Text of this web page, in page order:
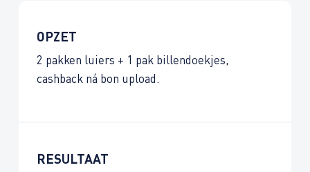
OPZET
2 pakken luiers + 1 pak billendoekjes,
cashback ná bon upload.
RESULTAAT